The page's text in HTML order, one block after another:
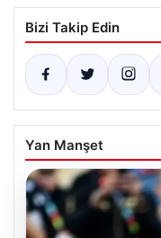
Bizi Takip Edin
Yan Manşet